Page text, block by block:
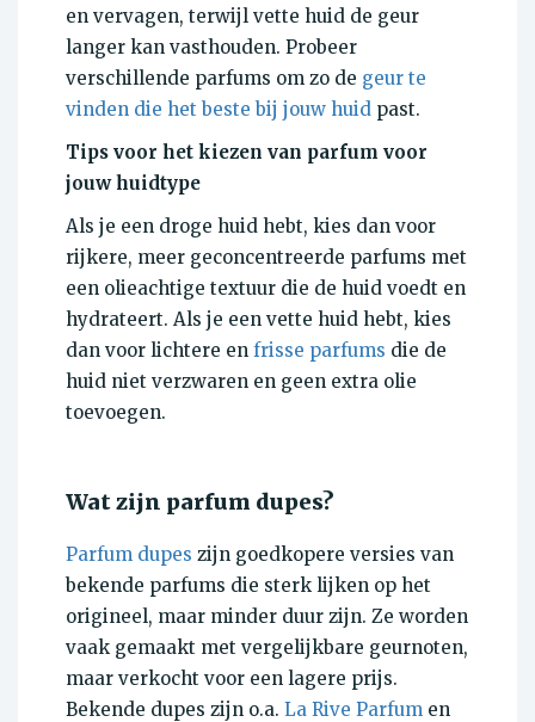
en vervagen, terwijl vette huid de geur
langer kan vasthouden. Probeer
verschillende parfums om zo de geur te
vinden die het beste bij jouw huid past.
Tips voor het kiezen van parfum voor
jouw huidtype
Als je een droge huid hebt, kies dan voor
rijkere, meer geconcentreerde parfums met
een olieachtige textuur die de huid voedt en
hydrateert. Als je een vette huid hebt, kies
dan voor lichtere en frisse parfums die de
huid niet verzwaren en geen extra olie
toevoegen.
Wat zijn parfum dupes?
Parfum dupes zijn goedkopere versies van
bekende parfums die sterk lijken op het
origineel, maar minder duur zijn. Ze worden
vaak gemaakt met vergelijkbare geurnoten,
maar verkocht voor een lagere prijs.
Bekende dupes zijn o.a. La Rive Parfum en